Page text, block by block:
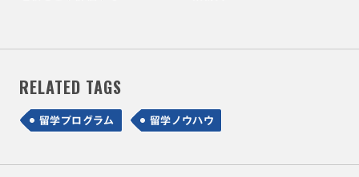
RELATED TAGS
留学プログラム 留学ノウハウ